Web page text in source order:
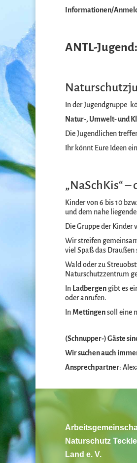
Informationen/
ANTL-Jugend:
In der Jugendgruppe
Natur-, Umwelt- und
Die Jugendlichen
Ihr könnt Eure Ideen
„NaSchKis“
Kinder von 6 bis 10
und dem nahe
Die Gruppe der Kinder
Wir streifen
viel Spaß das
Wald oder zu
Naturschutzzentrum
In Ladbergen gibt es
oder anrufen.
InMettingensoll eine
(Schnupper-) Gäste
Wir suchen auch
Ansprechpartner:
Naturschutz
Land e. V.